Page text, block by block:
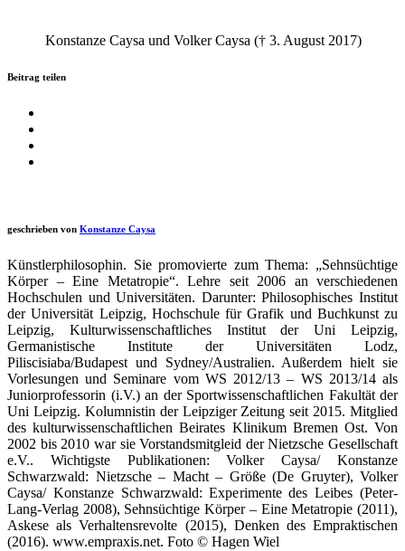
Kon­stan­ze Caysa und Vol­ker Caysa († 3. August 2017)
Beitrag teilen
geschrieben von Konstanze Caysa
Künstlerphilosophin. Sie promovierte zum Thema: „Sehnsüchtige
Körper – Eine Metatropie“. Lehre seit 2006 an verschiedenen
Hochschulen und Universitäten. Darunter: Philosophisches Institut
der Universität Leipzig, Hochschule für Grafik und Buchkunst zu
Leipzig, Kulturwissenschaftliches Institut der Uni Leipzig,
Germanistische Institute der Universitäten Lodz,
Piliscisiaba/Budapest und Sydney/Australien. Außerdem hielt sie
Vorlesungen und Seminare vom WS 2012/13 – WS 2013/14 als
Juniorprofessorin (i.V.) an der Sportwissenschaftlichen Fakultät der
Uni Leipzig. Kolumnistin der Leipziger Zeitung seit 2015. Mitglied
des kulturwissenschaftlichen Beirates Klinikum Bremen Ost. Von
2002 bis 2010 war sie Vorstandsmitgleid der Nietzsche Gesellschaft
e.V.. Wichtigste Publikationen: Volker Caysa/ Konstanze
Schwarzwald: Nietzsche – Macht – Größe (De Gruyter), Volker
Caysa/ Konstanze Schwarzwald: Experimente des Leibes (Peter-
Lang-Verlag 2008), Sehnsüchtige Körper – Eine Metatropie (2011),
Askese als Verhaltensrevolte (2015), Denken des Empraktischen
(2016). www.empraxis.net. Foto © Hagen Wiel